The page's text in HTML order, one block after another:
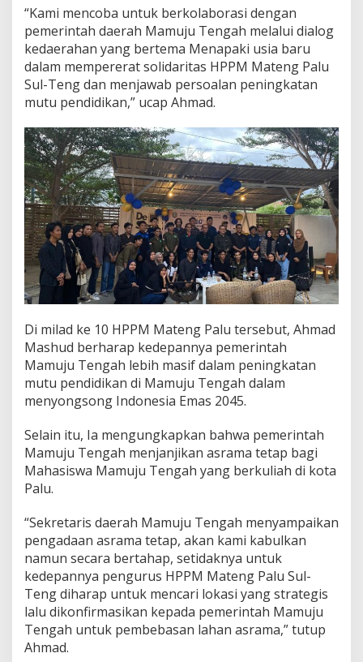
m
a
T
e
t
a
B
a
g
i
M
a
h
a
s
i
s
a
“Kami mencoba untuk berkolaborasi dengan
pemerintah daerah Mamuju Tengah melalui dialog
kedaerahan yang bertema Menapaki usia baru
dalam mempererat solidaritas HPPM Mateng Palu
Sul-Teng dan menjawab persoalan peningkatan
mutu pendidikan,” ucap Ahmad.
Di milad ke 10 HPPM Mateng Palu tersebut, Ahmad
Mashud berharap kedepannya pemerintah
Mamuju Tengah lebih masif dalam peningkatan
mutu pendidikan di Mamuju Tengah dalam
menyongsong Indonesia Emas 2045.
Selain itu, Ia mengungkapkan bahwa pemerintah
Mamuju Tengah menjanjikan asrama tetap bagi
Mahasiswa Mamuju Tengah yang berkuliah di kota
Palu.
“Sekretaris daerah Mamuju Tengah menyampaikan
pengadaan asrama tetap, akan kami kabulkan
namun secara bertahap, setidaknya untuk
kedepannya pengurus HPPM Mateng Palu Sul-
Teng diharap untuk mencari lokasi yang strategis
lalu dikonfirmasikan kepada pemerintah Mamuju
Tengah untuk pembebasan lahan asrama,” tutup
Ahmad.